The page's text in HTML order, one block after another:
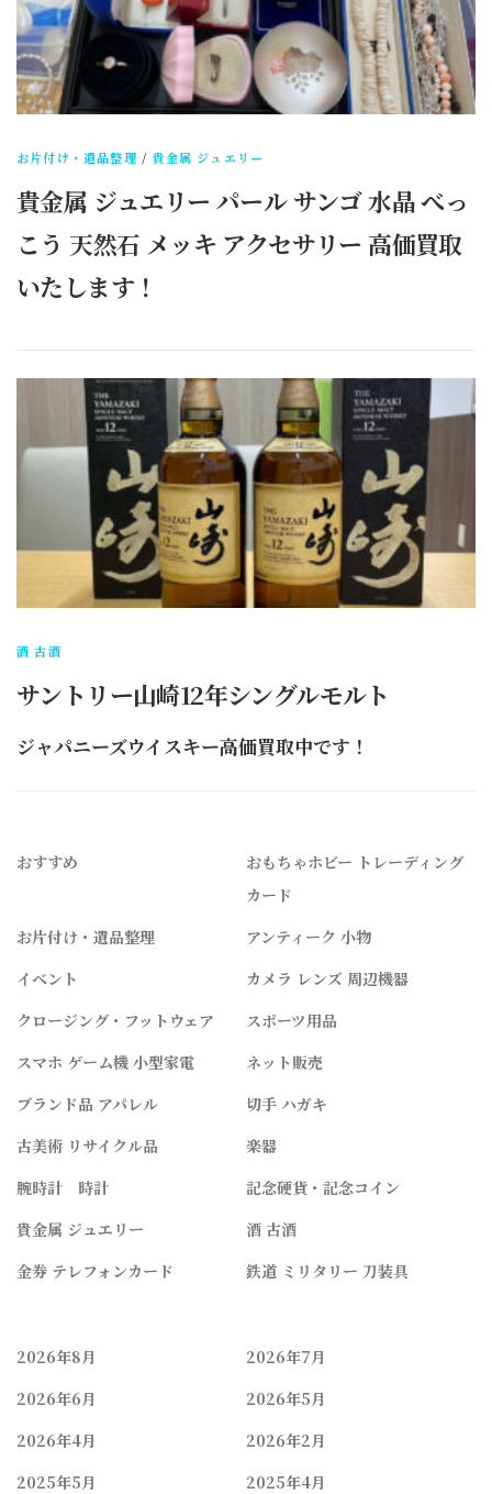
お片付け・遺品整理 /貴金属 ジュエリー
貴金属 ジュエリー パール サンゴ 水晶 べっ
こう 天然石 メッキ アクセサリー 高価買取
いたします！
酒 古酒
サントリー山崎12年シングルモルト
ジャパニーズウイスキー高価買取中です！
おすすめ
おもちゃホビー トレーディング
カード
お片付け・遺品整理
アンティーク 小物
イベント
カメラ レンズ 周辺機器
クロージング・フットウェア
スポーツ用品
スマホ ゲーム機 小型家電
ネット販売
ブランド品 アパレル
切手 ハガキ
古美術 リサイクル品
楽器
腕時計 時計
記念硬貨・記念コイン
貴金属 ジュエリー
酒 古酒
金券 テレフォンカード
鉄道 ミリタリー 刀装具
2026年8月
2026年7月
2026年6月
2026年5月
2026年4月
2026年2月
2025年5月
2025年4月